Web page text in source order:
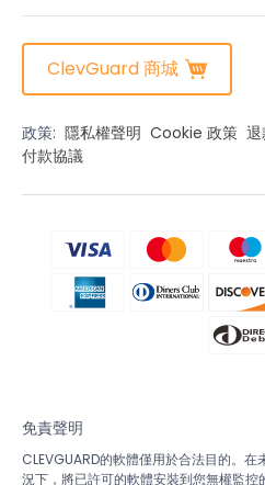
ClevGuard 商城
政策: 隱私權聲明 Cookie 政策
付款協議
免責聲明
CLEVGUARD的軟體僅用於合法目的。
況下，將已許可的軟體安裝到您無權監